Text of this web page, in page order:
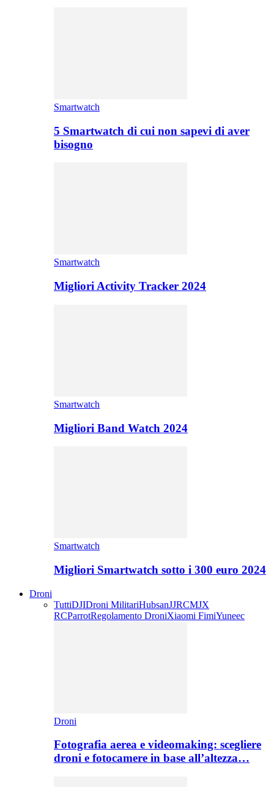
Smartwatch
5 Smartwatch di cui non sapevi di aver
bisogno
Smartwatch
Migliori Activity Tracker 2024
Smartwatch
Migliori Band Watch 2024
Smartwatch
Migliori Smartwatch sotto i 300 euro 2024
Droni
TuttiDJIDroni MilitariHubsanJJRCMJX
RCParrotRegolamento DroniXiaomi FimiYuneec
Droni
Fotografia aerea e videomaking: scegliere
droni e fotocamere in base all’altezza…